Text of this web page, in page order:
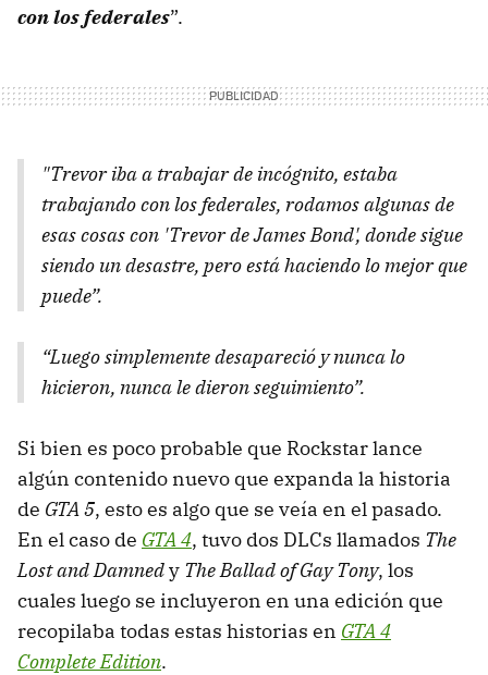
con los federales”.
"Trevor iba a trabajar de incógnito, estaba
trabajando con los federales, rodamos algunas de
esas cosas con 'Trevor de James Bond', donde sigue
siendo un desastre, pero está haciendo lo mejor que
puede”.
“Luego simplemente desapareció y nunca lo
hicieron, nunca le dieron seguimiento”.
Si bien es poco probable que Rockstar lance
algún contenido nuevo que expanda la historia
de GTA 5, esto es algo que se veía en el pasado.
En el caso de GTA 4, tuvo dos DLCs llamados The
Lost and Damnedy The Ballad of Gay Tony, los
cuales luego se incluyeron en una edición que
recopilaba todas estas historias en GTA 4
Complete Edition.